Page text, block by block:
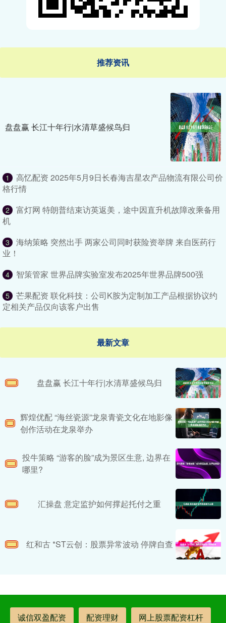
推荐资讯
盘盘赢 长江十年行|水清草盛候鸟归
1
高忆配资 2025年5月9日长春海吉星农产品物流有限公司价
格行情
2
富灯网 特朗普结束访英返美，途中因直升机故障改乘备用
机
3
海纳策略 突然出手 两家公司同时获险资举牌 来自医药行
业！
4 智策管家 世界品牌实验室发布2025年世界品牌500强
5
芒果配资 联化科技：公司K胺为定制加工产品根据协议约
定相关产品仅向该客户出售
最新文章
盘盘赢 长江十年行|水清草盛候鸟归
辉煌优配 “海丝瓷源”龙泉青瓷文化在地影像
创作活动在龙泉举办
投牛策略 “游客的脸”成为景区生意, 边界在
哪里?
汇操盘 意定监护如何撑起托付之重
红和古 *ST云创：股票异常波动 停牌自查
诚信双盈配资 配资理财 网上股票配资杠杆